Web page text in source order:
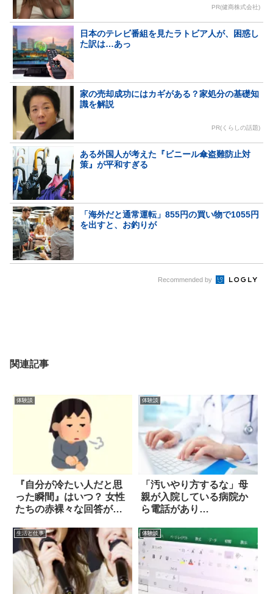
PR(健商株式会社)
日本のテレビ番組を見たラトビア人が、困惑し
た訳は…あっ
家の売却成功にはカギがある？家処分の基礎知
識を解説
PR(くらしの話題)
ある外国人が考えた『ビニール傘盗難防止対
策』が平和すぎる
「海外だと通常運転」855円の買い物で1055円
を出すと、お釣りが
Recommended by
関連記事
体験談
『自分が冷たい人だと思
った瞬間』はいつ？ 女性
たちの赤裸々な回答がコ
体験談
「汚いやり方するな」母
親が入院している病院か
ら電話があり…
生活と仕事 体験談